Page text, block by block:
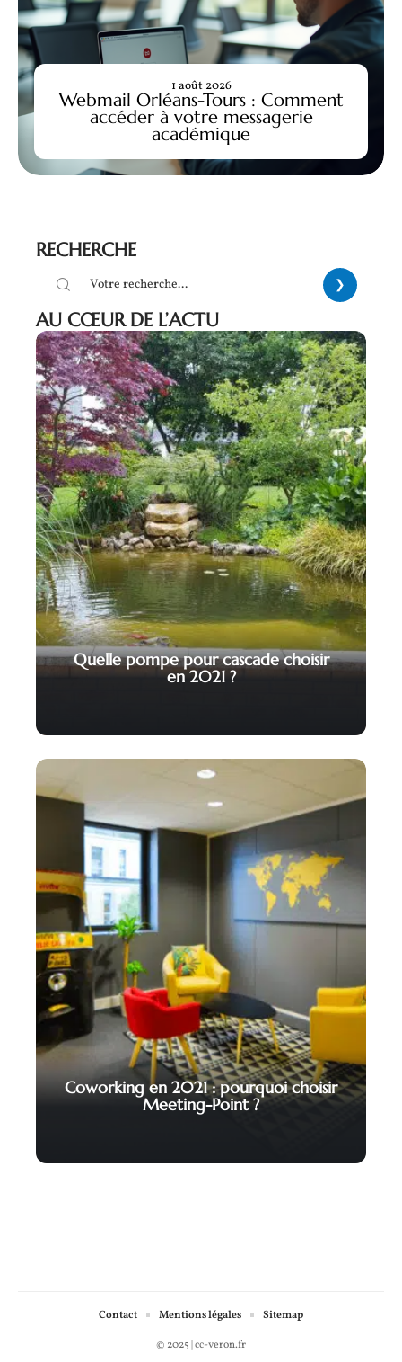
Webmail Orléans-Tours : Comment
accéder à votre messagerie
académique
1 août 2026
RECHERCHE
AU CŒUR DE L’ACTU
Quelle pompe pour cascade choisir
en 2021 ?
Coworking en 2021 : pourquoi choisir
Meeting-Point ?
© 2025 | cc-veron.fr
Contact Mentions légales Sitemap